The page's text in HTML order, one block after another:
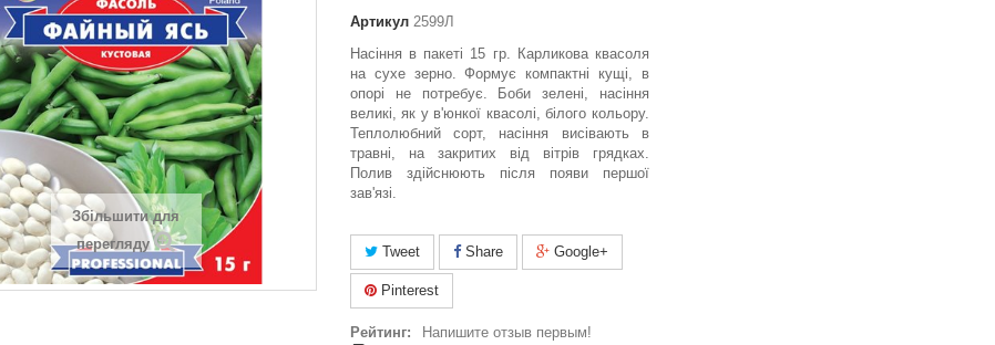
Збільшити для
перегляду
Артикул 2599Л
Насіння в пакеті 15 гр. Карликова квасоля
на сухе зерно. Формує компактні кущі, в
опорі не потребує. Боби зелені, насіння
великі, як у в'юнкої квасолі, білого кольору.
Теплолюбний сорт, насіння висівають в
травні, на закритих від вітрів грядках.
Полив здійснюють після появи першої
зав'язі.
Tweet Share Google+
Pinterest
Рейтинг:
Напишите отзыв первым!